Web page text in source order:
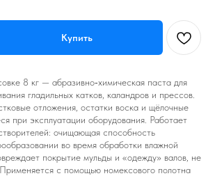
Купить
8 кг — абразивно‑химическая паста для
гладильных катков, каландров и прессов.
отложения, остатки воска и щёлочные
при эксплуатации оборудования. Работает
очищающая способность
во время обработки влажной
покрытие мульды и «одежду» валов, не
с помощью номексового полотна